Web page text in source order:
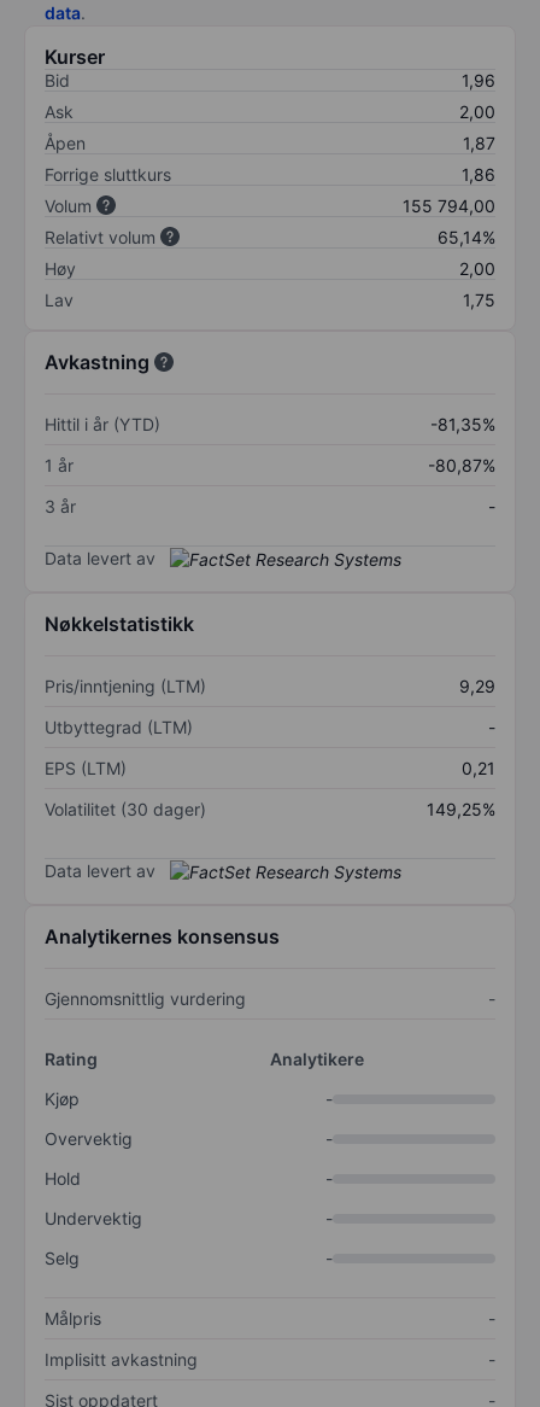
data.
Kurser
Bid
1,96
Ask
2,00
Åpen
1,87
Forrige sluttkurs
1,86
Volum
155 794,00
Relativt volum
65,14%
Høy
2,00
Lav
1,75
Avkastning
Hittil i år (YTD)
-81,35%
1 år
-80,87%
3 år
-
Data levert av
Nøkkelstatistikk
Pris/inntjening (LTM)
9,29
Utbyttegrad (LTM)
-
EPS (LTM)
0,21
Volatilitet (30 dager)
149,25%
Data levert av
Analytikernes konsensus
Gjennomsnittlig vurdering -
Rating
Analytikere
Kjøp
-
Overvektig
-
Hold
-
Undervektig
-
Selg
-
Målpris
-
Implisitt avkastning
-
Sist oppdatert
-